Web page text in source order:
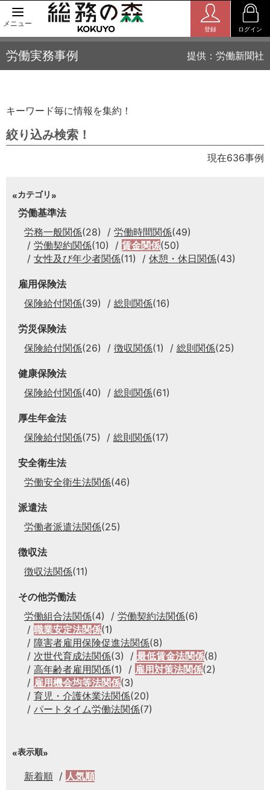
メニュー
登録 ログイン
労働実務事例 提供：労働新聞社
キーワード毎に情報を集約！
絞り込み検索！
現在636事例
カテゴリ
労働基準法
労務一般関係(28) 労働時間関係(49)
労働契約関係(10) 賃金関係(50)
女性及び年少者関係(11) 休憩・休日関係(43)
雇用保険法
保険給付関係(39) 総則関係(16)
労災保険法
保険給付関係(26) 徴収関係(1) 総則関係(25)
健康保険法
保険給付関係(40) 総則関係(61)
厚生年金法
保険給付関係(75) 総則関係(17)
安全衛生法
労働安全衛生法関係(46)
派遣法
労働者派遣法関係(25)
徴収法
徴収法関係(11)
その他労働法
労働組合法関係(4) 労働契約法関係(6)
職業安定法関係(1)
障害者雇用保険促進法関係(8)
次世代育成法関係(3) 最低賃金法関係(8)
高年齢者雇用関係(1) 雇用対策法関係(2)
雇用機会均等法関係(3)
育児・介護休業法関係(20)
パートタイム労働法関係(7)
表示順
新着順 人気順